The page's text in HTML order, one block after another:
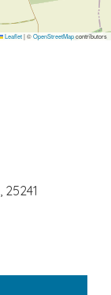
Leaflet|©OpenStreetMapcontributors